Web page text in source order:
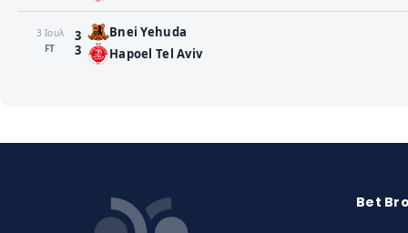
3 Ιουλ
FΤ
3
3
Bnei Yehuda
Hapoel Tel Aviv
Bet